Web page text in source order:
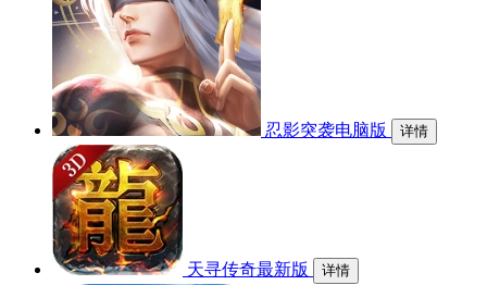
忍影突袭电脑版 详情
天寻传奇最新版 详情